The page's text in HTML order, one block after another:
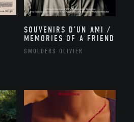
SOUVENIRS D’UN AMI /
MEMORIES OF A FRIEND
SMOLDERS OLIVIER